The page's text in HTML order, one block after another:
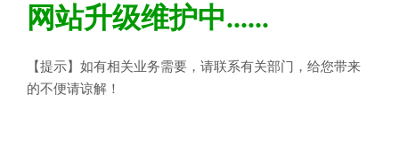
网站升级维护中......
【提示】如有相关业务需要，请联系有关部门，给您带来
的不便请谅解！